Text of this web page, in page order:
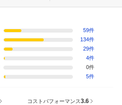
59件
134件
29件
4件
0件
5件
コストパフォーマンス3.6